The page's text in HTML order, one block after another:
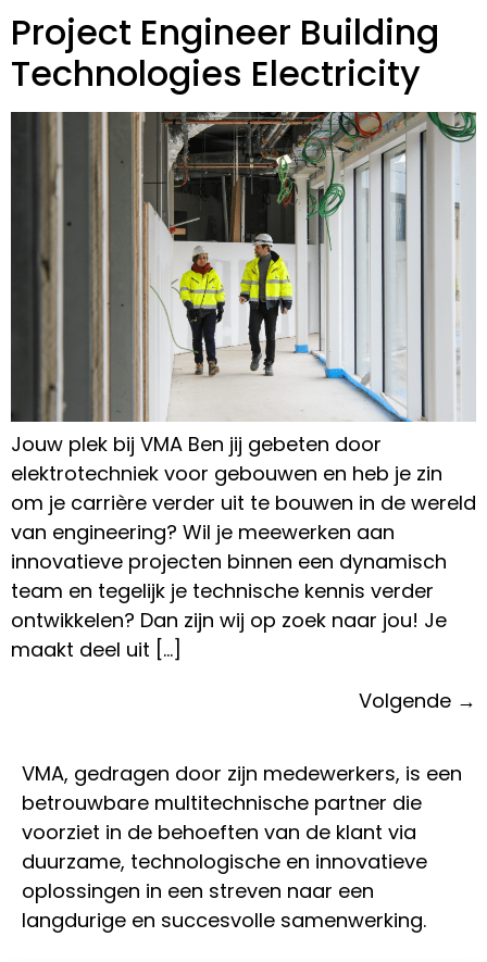
Project Engineer Building
Technologies Electricity
Jouw plek bij VMA Ben jij gebeten door
elektrotechniek voor gebouwen en heb je zin
om je carrière verder uit te bouwen in de wereld
van engineering? Wil je meewerken aan
innovatieve projecten binnen een dynamisch
team en tegelijk je technische kennis verder
ontwikkelen? Dan zijn wij op zoek naar jou! Je
maakt deel uit […]
Volgende →
VMA, gedragen door zijn medewerkers, is een
betrouwbare multitechnische partner die
voorziet in de behoeften van de klant via
duurzame, technologische en innovatieve
oplossingen in een streven naar een
langdurige en succesvolle samenwerking.